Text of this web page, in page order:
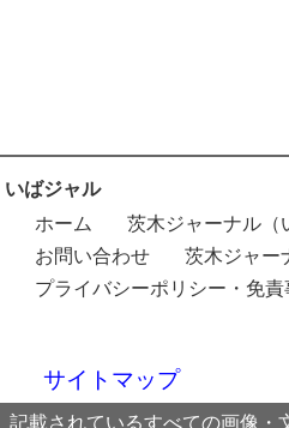
いばジャル
ホーム
茨木ジャーナル（
お問い合わせ
茨木ジャー
プライバシーポリシー・免責
サイトマップ
記載されているすべての画像・